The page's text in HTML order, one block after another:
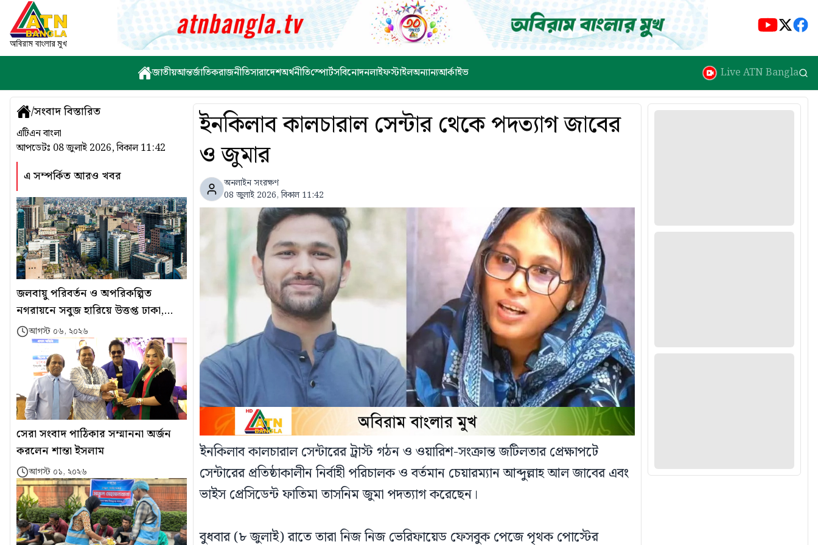
জাতীয়আন্তর্জাতিকরাজনীতিসারাদেশঅর্থনীতিস্পোর্টসবিনোদনলাইফস্টাইলঅন্যান্যআর্কাইভ Live ATN Bangla
/সংবাদ বিস্তারিত
এটিএন বাংলা
আপডেটঃ 08 জুলাই 2026, বিকাল 11:42
এ সম্পর্কিত আরও খবর
জলবায়ু পরিবর্তন ও অপরিকল্পিত
নগরায়নে সবুজ হারিয়ে উত্তপ্ত ঢাকা,
শীতল হবে কীভাবে
আগস্ট ০৬, ২০২৬
সেরা সংবাদ পাঠিকার সম্মাননা অর্জন
করলেন শান্তা ইসলাম
আগস্ট ০১, ২০২৬
ইনকিলাব কালচারাল সেন্টার থেকে পদত্যাগ জাবের
ও জুমার
অনলাইন সংরক্ষণ
08 জুলাই 2026, বিকাল 11:42
ইনকিলাব কালচারাল সেন্টারের ট্রাস্ট গঠন ও ওয়ারিশ-সংক্রান্ত জটিলতার প্রেক্ষাপটে
সেন্টারের প্রতিষ্ঠাকালীন নির্বাহী পরিচালক ও বর্তমান চেয়ারম্যান আব্দুল্লাহ আল জাবের এবং
ভাইস প্রেসিডেন্ট ফাতিমা তাসনিম জুমা পদত্যাগ করেছেন।
বুধবার (৮ জুলাই) রাতে তারা নিজ নিজ ভেরিফায়েড ফেসবুক পেজে পৃথক পোস্টের